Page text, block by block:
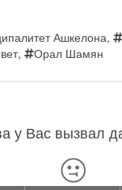
Ашкелона,
, Орал Шамян
у Вас вызвал